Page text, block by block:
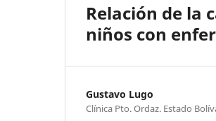
Relación de la
niños con
Gustavo Lugo
Clínica Pto. Ordaz. Estado